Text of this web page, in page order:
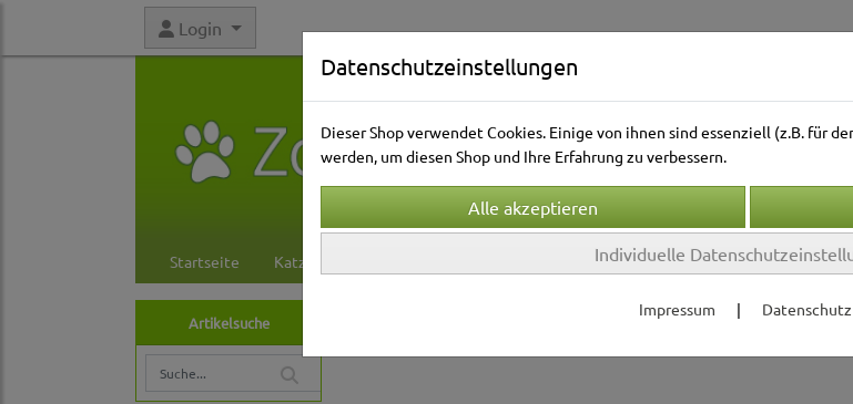
Login
Startseite Katzenwelt Kleintierwelt Vogelwelt
Artikelsuche
Datenschutzeinstellungen
Dieser Shop verwendet Cookies. Einige von ihnen sind essenziell (z.B. für
werden, um diesen Shop und Ihre Erfahrung zu verbessern.
Individuelle
Impressum | Datenschutz